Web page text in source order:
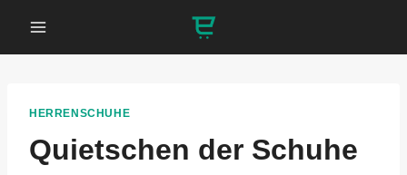
Inhalt
springen
HERRENSCHUHE
Quietschen der Schuhe